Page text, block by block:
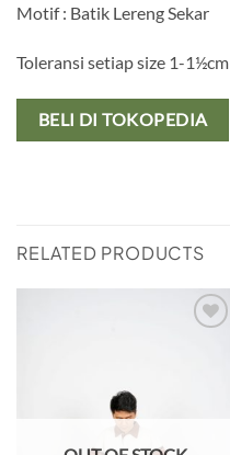
Motif : Batik Lereng Sekar
Toleransi setiap size 1-1½cm
BELI DI TOKOPEDIA
RELATED PRODUCTS